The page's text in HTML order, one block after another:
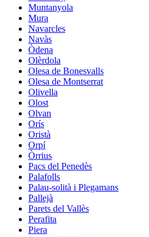
Muntanyola
Mura
Navarcles
Navàs
Òdena
Olèrdola
Olesa de Bonesvalls
Olesa de Montserrat
Olivella
Olost
Olvan
Orís
Oristà
Orpí
Òrrius
Pacs del Penedès
Palafolls
Palau-solità i Plegamans
Pallejà
Parets del Vallès
Perafita
Piera